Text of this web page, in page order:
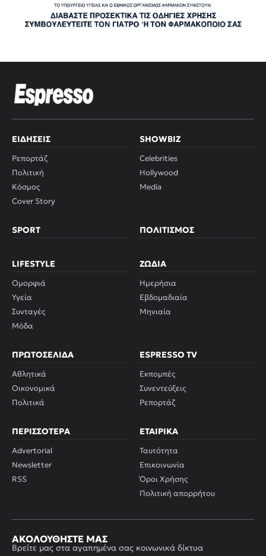
ΕΙΔΉΣΕΙΣ
Ρεπορτάζ
Πολιτική
Κόσμος
Cover Story
SHOWBIZ
Celebrities
Hollywood
Media
SPORT ΠΟΛΙΤΙΣΜΌΣ
LIFESTYLE
Ομορφιά
Υγεία
Συνταγές
Μόδα
ΖΏΔΙΑ
Ημερήσια
Εβδομαδιαία
Μηνιαία
ΠΡΩΤΟΣΈΛΙΔΑ
Αθλητικά
Οικονομικά
Πολιτικά
ESPRESSO TV
Εκπομπές
Συνεντεύξεις
Ρεπορτάζ
ΠΕΡΙΣΣΌΤΕΡΑ
Advertorial
Newsletter
RSS
ΕΤΑΙΡΙΚΆ
Ταυτότητα
Επικοινωνία
Όροι Χρήσης
Πολιτική απορρήτου
ΑΚΟΛΟΥΘΉΣΤΕ ΜΑΣ
Βρείτε μας στα αγαπημένα σας κοινωνικά δίκτυα